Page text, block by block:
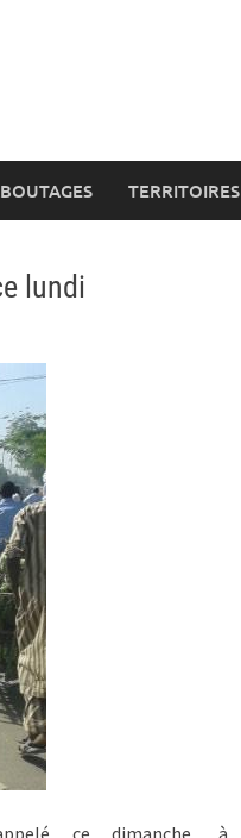
TERRITOIRES
lundi
ce dimanche, à